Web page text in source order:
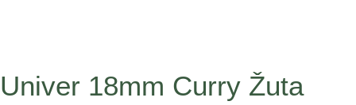
Univer 18mm Curry Žuta